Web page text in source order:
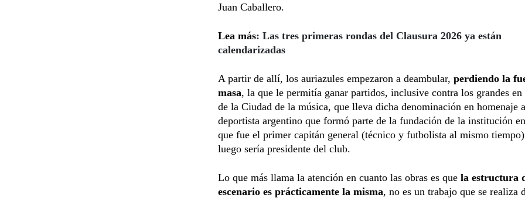
Juan Caballero.
Lea más: Las tres primeras rondas del Clausura 2026 ya están
calendarizadas
A partir de allí, los auriazules empezaron a deambular, perdiendo la
masa, la que le permitía ganar partidos, inclusive contra los grandes en
de la Ciudad de la música, que lleva dicha denominación en homenaje
deportista argentino que formó parte de la fundación de la institución
que fue el primer capitán general (técnico y futbolista al mismo
luego sería presidente del club.
Lo que más llama la atención en cuanto las obras es que la estructura
escenario es prácticamente la misma, no es un trabajo que se realiza